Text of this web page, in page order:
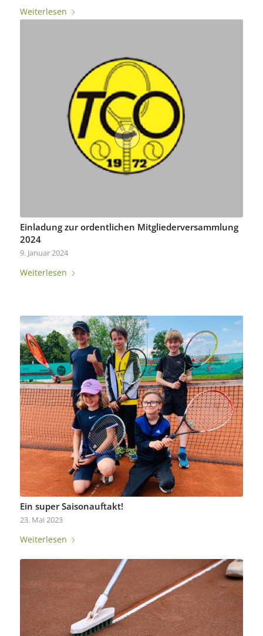
Weiterlesen
Einladung zur ordentlichen Mitgliederversammlung
2024
9. Januar 2024
Weiterlesen
Ein super Saisonauftakt!
23. Mai 2023
Weiterlesen